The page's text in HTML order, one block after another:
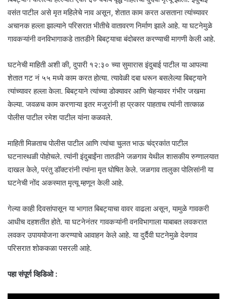
वसंत पाटील असे मृत महिलेचे नाव असून, शेतात काम करत असताना त्यांच्यावर
अचानक हल्ला झाल्याने परिसरात भीतीचे वातावरण निर्माण झाले आहे. या घटनेमुळे
गावकऱ्यांनी वनविभागाकडे तातडीने बिबट्याचा बंदोबस्त करण्याची मागणी केली आहे.
घटनेची माहिती अशी की, दुपारी १२:३० च्या सुमारास इंदुबाई पाटील या आपल्या
शेतात गट नं ५५ मध्ये काम करत होत्या. त्यावेळी दबा धरून बसलेल्या बिबट्याने
त्यांच्यावर हल्ला केला. बिबट्याने त्यांच्या डोक्यावर आणि चेहऱ्यावर गंभीर जखमा
केल्या. जवळच काम करणाऱ्या इतर मजुरांनी हा प्रकार पाहताच त्यांनी तात्काळ
पोलीस पाटील रमेश पाटील यांना कळवले.
माहिती मिळताच पोलीस पाटील आणि त्यांचा चुलत भाऊ चंद्रकांत पाटील
घटनास्थळी पोहोचले. त्यांनी इंदुबाईंना तातडीने जळगाव येथील शासकीय रुग्णालयात
दाखल केले, परंतु डॉक्टरांनी त्यांना मृत घोषित केले. जळगाव तालुका पोलिसांनी या
घटनेची नोंद अकस्मात मृत्यू म्हणून केली आहे.
गेल्या काही दिवसांपासून या भागात बिबट्याचा वावर वाढला असून, यामुळे गावकरी
आधीच दहशतीत होते. या घटनेनंतर गावकऱ्यांनी वनविभागाला याबाबत लवकरात
लवकर उपाययोजना करण्याचे आवाहन केले आहे. या दुर्दैवी घटनेमुळे देवगाव
परिसरात शोककळा पसरली आहे.
पहा संपूर्ण व्हिडिओ :